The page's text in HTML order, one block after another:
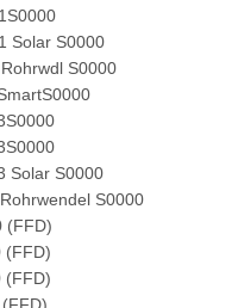
Solar S0000
S0000
Solar S0000
S0000
(FFD)
(FFD)
(FFD)